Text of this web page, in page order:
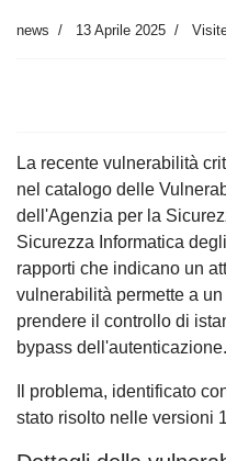
news 13 Aprile 2025
La recente vulnerabilità
nel catalogo delle
dell'Agenzia per la
Sicurezza Informatica
rapporti che indicano un
vulnerabilità permette a
prendere il controllo di
bypass dell'autenticazione.
Il problema, identificato
stato risolto nelle versioni